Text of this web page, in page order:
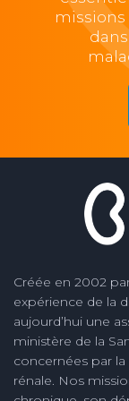
missions
Créée en 2002
expérience de la
aujourd’hui une
ministère de la
concernées par
rénale. Nos